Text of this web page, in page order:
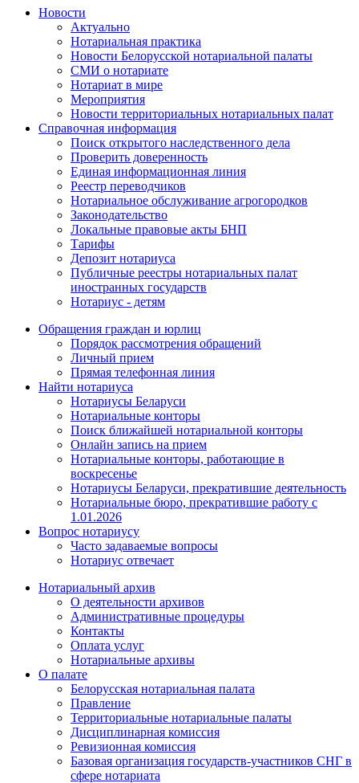
Новости
Актуально
Нотариальная практика
Новости Белорусской нотариальной палаты
СМИ о нотариате
Нотариат в мире
Мероприятия
Новости территориальных нотариальных палат
Справочная информация
Поиск открытого наследственного дела
Проверить доверенность
Единая информационная линия
Реестр переводчиков
Нотариальное обслуживание агрогородков
Законодательство
Локальные правовые акты БНП
Тарифы
Депозит нотариуса
Публичные реестры нотариальных палат
иностранных государств
Нотариус - детям
Обращения граждан и юрлиц
Порядок рассмотрения обращений
Личный прием
Прямая телефонная линия
Найти нотариуса
Нотариусы Беларуси
Нотариальные конторы
Поиск ближайшей нотариальной конторы
Онлайн запись на прием
Нотариальные конторы, работающие в
воскресенье
Нотариусы Беларуси, прекратившие деятельность
Нотариальные бюро, прекратившие работу с
1.01.2026
Вопрос нотариусу
Часто задаваемые вопросы
Нотариус отвечает
Нотариальный архив
О деятельности архивов
Административные процедуры
Контакты
Оплата услуг
Нотариальные архивы
О палате
Белорусская нотариальная палата
Правление
Территориальные нотариальные палаты
Дисциплинарная комиссия
Ревизионная комиссия
Базовая организация государств-участников СНГ в
сфере нотариата